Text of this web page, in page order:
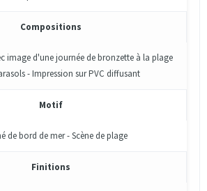
Compositions
image d'une journée de bronzette à la plage
- Impression sur PVC diffusant
Motif
de bord de mer - Scène de plage
Finitions